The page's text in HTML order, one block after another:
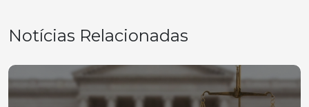
Notícias Relacionadas